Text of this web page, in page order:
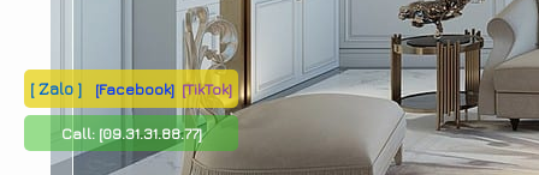
[ Zalo ] [Facebook] [TikTok]
Call: [09.31.31.88.77]